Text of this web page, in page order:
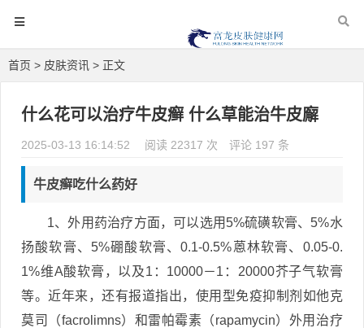
首页 > 皮肤资讯 > 正文
什么花可以治疗牛皮癣 什么草能治牛皮廨
2025-03-13 16:14:52 阅读 22317 次 评论 197 条
牛皮癣吃什么药好
1、外用药治疗方面，可以选用5%硫磺软膏、5%水
扬酸软膏、5%硼酸软膏、0.1-0.5%蒽林软膏、0.05-0.
1%维A酸软膏，以及1：10000－1：20000芥子气软膏
等。近年来，还有报道指出，使用型免疫抑制剂如他克
莫司（facrolimns）和雷帕霉素（rapamycin）外用治疗